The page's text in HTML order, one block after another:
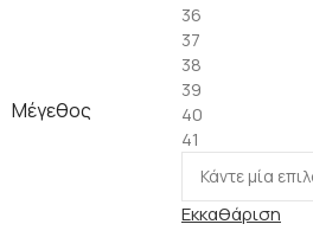
Μέγεθος
36
37
38
39
40
41
Εκκαθάριση